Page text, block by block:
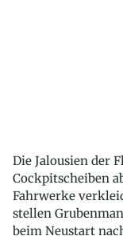
Die Jalousien der
Cockpitscheiben
Fahrwerke
stellen
beim Neustart